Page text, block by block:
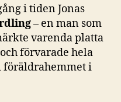
i tiden Jonas
– en man som
varenda platta
förvarade hela
föräldrahemmet i